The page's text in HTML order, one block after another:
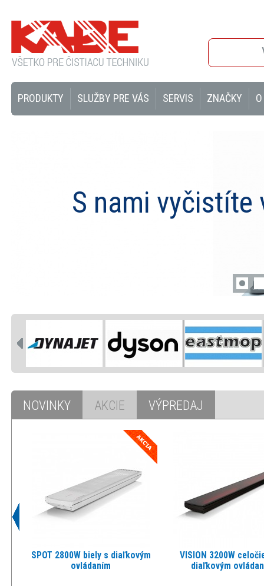
PRODUKTY SLUŽBY PRE VÁS SERVIS ZNAČKY
S nami vyčistíte
NOVINKY AKCIE VÝPREDAJ
SPOT 2800W biely s diaľkovým
ovládaním
VISION 3200W
diaľkovým